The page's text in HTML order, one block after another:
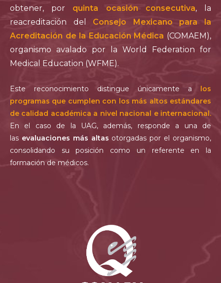
obtener, por
quinta ocasión consecutiva, la
reacreditación del Consejo Mexicano para la
Acreditación de la Educación Médica (COMAEM),
organismo avalado por la World Federation for
Medical Education (WFME).
Este reconocimiento distingue únicamente a los
programas que cumplen con los más altos estándares
de calidad académica a nivel nacional e internacional.
En el caso de la UAG, además, responde a una de
las evaluaciones más altas otorgadas por el organismo,
consolidando su posición como un referente en la
formación de médicos.